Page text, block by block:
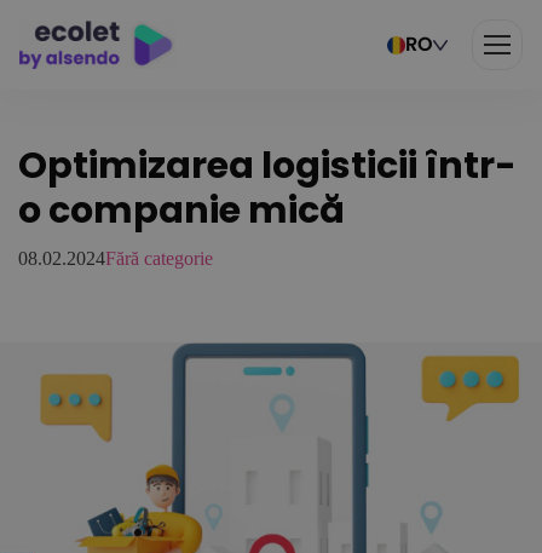
RO
Optimizarea logisticii într-
o companie mică
08.02.2024Fără categorie